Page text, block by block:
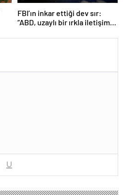
FBI’ın inkar ettiği dev sır:
“ABD, uzaylı bir ırkla iletişime